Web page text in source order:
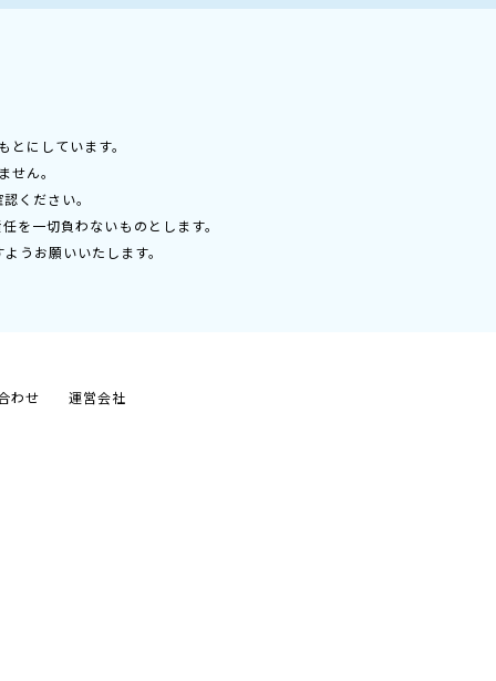
にしています。
ん。
ください。
を一切負わないものとします。
うお願いいたします。
わせ 運営会社